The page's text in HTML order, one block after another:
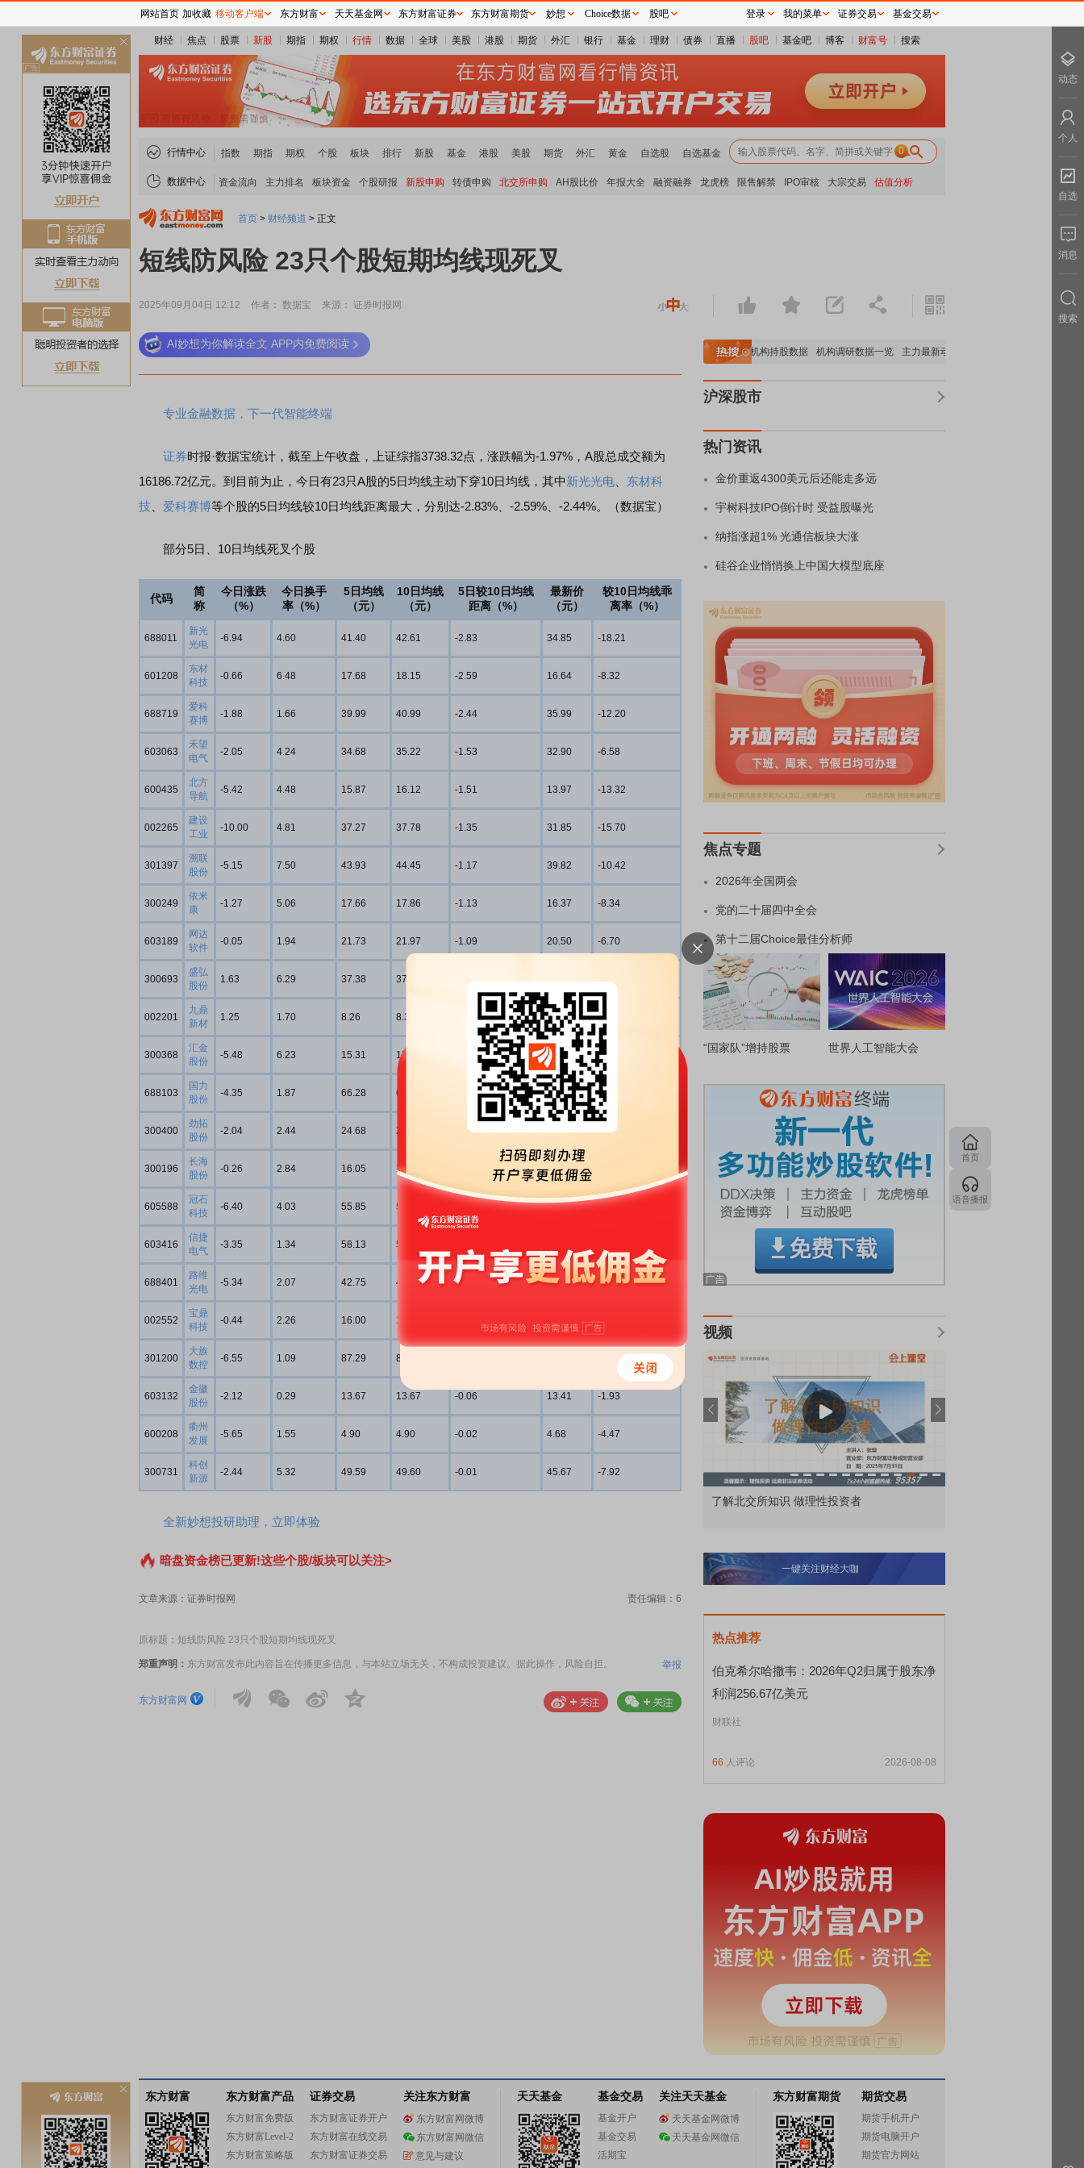
财经 焦点 股票 新股 期指 期权 行情 数据 全球 美股 港股 期货 外汇 银行 基金 理财 债券 直播 股吧 基金吧 博客 财富号 搜索
行情中心 指数 期指 期权 个股 板块 排行 新股 基金 港股 美股 期货 外汇 黄金 自选股 自选基金 0
数据中心 资金流向 主力排名 板块资金 个股研报 新股申购 转债申购 北交所申购 AH股比价 年报大全 融资融券 龙虎榜 限售解禁 IPO审核 大宗交易 估值分析
首页 > 财经频道 > 正文
短线防风险 23只个股短期均线现死叉
2025年09月04日 12:12 作者： 数据宝 来源： 证券时报网
AI妙想为你解读全文 APP内免费阅读
专业金融数据，下一代智能终端
证券时报·数据宝统计，截至上午收盘，上证综指3738.32点，涨跌幅为-1.97%，A股总成交额为
16186.72亿元。到目前为止，今日有23只A股的5日均线主动下穿10日均线，其中新光光电
东材科
技
爱科赛博等个股的5日均线较10日均线距离最大，分别达-2.83%、-2.59%、-2.44%。（数据宝）
部分5日、10日均线死叉个股
代码
简
称
今日涨跌
（%）
今日换手
率（%）
5日均线
（元）
10日均线
（元）
5日较10日均线
距离（%）
最新价
（元）
较10日均线乖
离率（%）
688011
新光
光电
-6.94 4.60 41.40 42.61 -2.83 34.85 -18.21
601208
东材
科技
-0.66 6.48 17.68 18.15 -2.59 16.64 -8.32
688719
爱科
赛博
-1.88 1.66 39.99 40.99 -2.44 35.99 -12.20
603063
禾望
电气
-2.05 4.24 34.68 35.22 -1.53 32.90 -6.58
600435
北方
导航
-5.42 4.48 15.87 16.12 -1.51 13.97 -13.32
002265
建设
工业
-10.00 4.81 37.27 37.78 -1.35 31.85 -15.70
301397
溯联
股份
-5.15 7.50 43.93 44.45 -1.17 39.82 -10.42
300249
依米
康
-1.27 5.06 17.66 17.86 -1.13 16.37 -8.34
603189
网达
软件
-0.05 1.94 21.73 21.97 -1.09 20.50 -6.70
300693
盛弘
股份
1.63 6.29 37.38 37.73 -0.93
002201
九鼎
新材
1.25 1.70 8.26 8.32 8.12 -2.43
300368
汇金
股份
-5.48 6.23 15.31 15.42 13.98 -9.36
688103
国力
股份
-4.35 1.87 66.28 66.71 63.50 -4.81
300400
劲拓
股份
-2.04 2.44 24.68 24.80 -0.48 23.48 -5.31
300196
长海
股份
-0.26 2.84 16.05 16.12 15.42
605588
冠石
科技
-6.40 4.03 55.85 56.10 -0.44 53.82 -4.06
603416
信捷
电气
-3.35 1.34 58.13 58.38
688401
路维
光电
-5.34 2.07 42.75 42.92 -0.40 40.25 -6.22
002552
宝鼎
科技
-0.44 2.26 16.00 16.03 -1.99
301200
大族
数控
-6.55 1.09 87.29 87.42 -7.59
603132
金徽
股份
-2.12 0.29 13.67 13.67 -0.06 13.41 -1.93
600208
衢州
发展
-5.65 1.55 4.90 4.90 -0.02 4.68 -4.47
300731
科创
新源
-2.44 5.32 49.59 49.60 -0.01 45.67 -7.92
全新妙想投研助理，立即体验
暗盘资金榜已更新!这些个股/板块可以关注>
文章来源：证券时报网 责任编辑：6
原标题：短线防风险 23只个股短期均线现死叉
郑重声明： 东方财富发布此内容旨在传播更多信息，与本站立场无关，不构成投资建议。据此操作，风险自担。 举报
东方财富网
稀土板块领涨 A股估值分析全览 重要机构持股数据 机构调研数据一览 主力最新动向
沪深股市
热门资讯
金价重返4300美元后还能走多远
宇树科技IPO倒计时 受益股曝光
纳指涨超1% 光通信板块大涨
硅谷企业悄悄换上中国大模型底座
焦点专题
2026年全国两会
党的二十届四中全会
第十二届Choice最佳分析师
“国家队”增持股票 世界人工智能大会
视频
风，将吹向何处
了解北交所知识 做理性投资者 市价委托那么多种，究竟怎么用？
一键关注财经大咖
热点推荐
伯克希尔哈撒韦：2026年Q2归属于股东净
利润256.67亿美元
财联社
66 人评论 2026-08-08
首页
语音播报
东方财富 东方财富产品
东方财富免费版
东方财富Level-2
东方财富策略版
证券交易
东方财富证券开户
东方财富在线交易
东方财富证券交易
关注东方财富
东方财富网微博
东方财富网微信
意见与建议
天天基金 基金交易
基金开户
基金交易
活期宝
关注天天基金
天天基金网微博
天天基金网微信
东方财富期货 期货交易
期货手机开户
期货电脑开户
期货官方网站
网站首页 加收藏 移动客户端 东方财富 天天基金网 东方财富证券 东方财富期货 妙想 Choice数据 股吧 登录 我的菜单 证券交易 基金交易
动态
个人
自选
消息
搜索
关